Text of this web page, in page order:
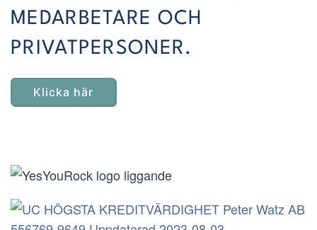
MEDARBETARE OCH
PRIVATPERSONER.
Klicka här